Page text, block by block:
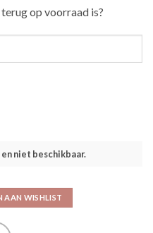
op voorraad is?
niet beschikbaar.
AAN WISHLIST